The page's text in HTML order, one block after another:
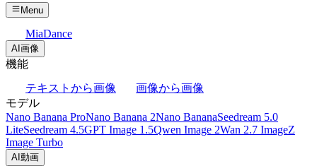
Menu
MiaDance
AI画像
機能
テキストから画像
画像から画像
モデル
Nano Banana ProNano Banana 2Nano BananaSeedream 5.0
LiteSeedream 4.5GPT Image 1.5Qwen Image 2Wan 2.7 ImageZ
Image Turbo
AI動画